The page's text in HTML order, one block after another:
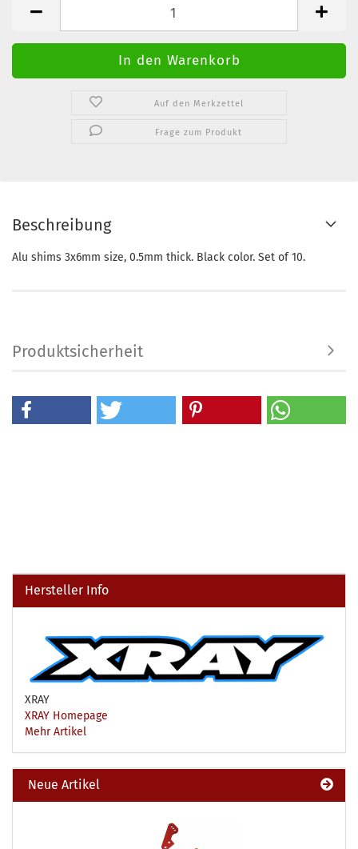
Auf den Merkzettel
Frage zum Produkt
Beschreibung
Alu shims 3x6mm size, 0.5mm thick. Black color. Set of 10.
Produktsicherheit
Hersteller Info
XRAY
XRAY Homepage
Mehr Artikel
Neue Artikel